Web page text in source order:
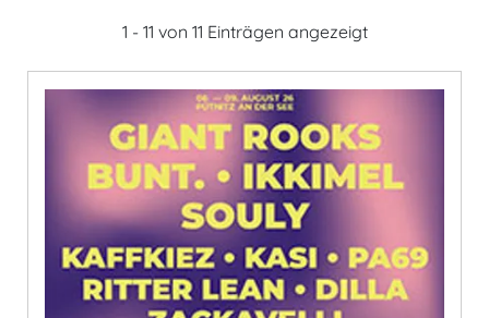
1 - 11 von 11 Einträgen angezeigt